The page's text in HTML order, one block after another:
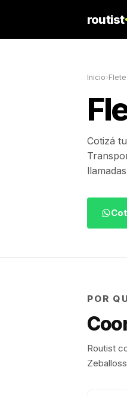
routist
Inicio›
Cotizá
POR
Routist
Zeballos